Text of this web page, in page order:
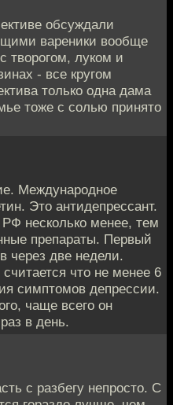
обсуждали
вареники вообще
творогом, луком и
- все кругом
только одна дама
тоже с солью принято
Международное
Это антидепрессант.
несколько менее, тем
препараты. Первый
через две недели.
что не менее 6
симптомов депрессии.
чаще всего он
в день.
с разбегу непросто. С